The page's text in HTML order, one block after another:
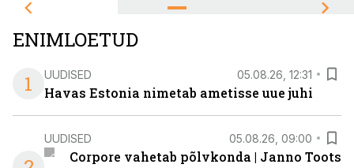
ENIMLOETUD
1
UUDISED 05.08.26, 12:31
Havas Estonia nimetab ametisse uue juhi
UUDISED 05.08.26, 09:00
Corpore vahetab põlvkonda | Janno Toots